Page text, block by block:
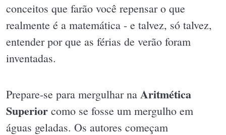
conceitos que farão você repensar o que
realmente é a matemática - e talvez, só talvez,
entender por que as férias de verão foram
inventadas.
Prepare-se para mergulhar na Aritmética
Superior como se fosse um mergulho em
águas geladas. Os autores começam